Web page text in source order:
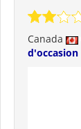
Canada
d'occasion